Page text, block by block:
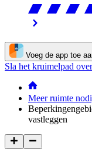
Voeg de app toe
Sla het kruimelpad over
Meer ruimte
vastleggen